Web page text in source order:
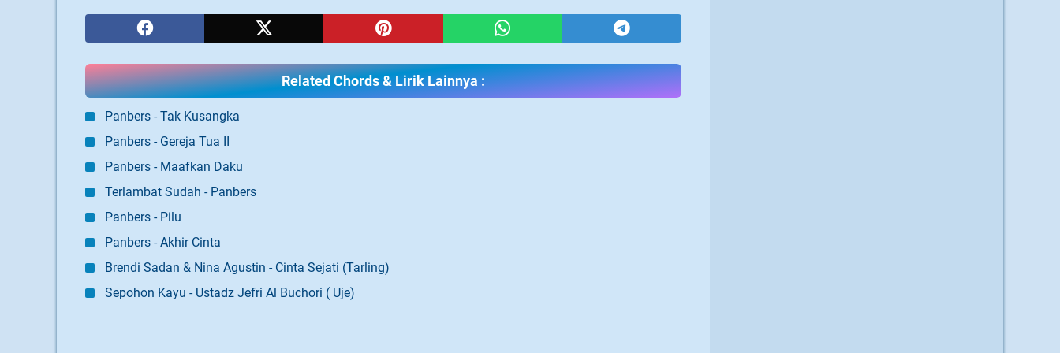
Related Chords & Lirik Lainnya :
Panbers - Tak Kusangka
Panbers - Gereja Tua II
Panbers - Maafkan Daku
Terlambat Sudah - Panbers
Panbers - Pilu
Panbers - Akhir Cinta
Brendi Sadan & Nina Agustin - Cinta Sejati (Tarling)
Sepohon Kayu - Ustadz Jefri Al Buchori ( Uje)